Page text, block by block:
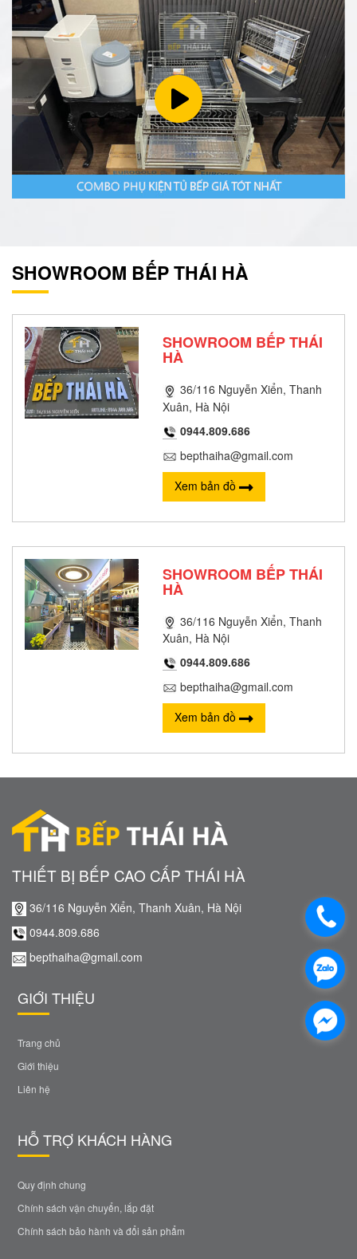
SHOWROOM BẾP THÁI HÀ
SHOWROOM BẾP THÁI
HÀ
36/116 Nguyễn Xiển, Thanh
Xuân, Hà Nội
0944.809.686
bepthaiha@gmail.com
Xem bản đồ
SHOWROOM BẾP THÁI
HÀ
36/116 Nguyễn Xiển, Thanh
Xuân, Hà Nội
0944.809.686
bepthaiha@gmail.com
Xem bản đồ
THIẾT BỊ BẾP CAO CẤP THÁI HÀ
36/116 Nguyễn Xiển, Thanh Xuân, Hà Nội
0944.809.686
bepthaiha@gmail.com
GIỚI THIỆU
Trang chủ
Giới thiệu
Liên hệ
HỖ TRỢ KHÁCH HÀNG
Quy định chung
Chính sách vận chuyển, lắp đặt
Chính sách bảo hành và đổi sản phẩm